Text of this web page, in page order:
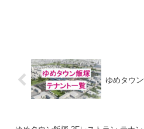
ゆめタウ